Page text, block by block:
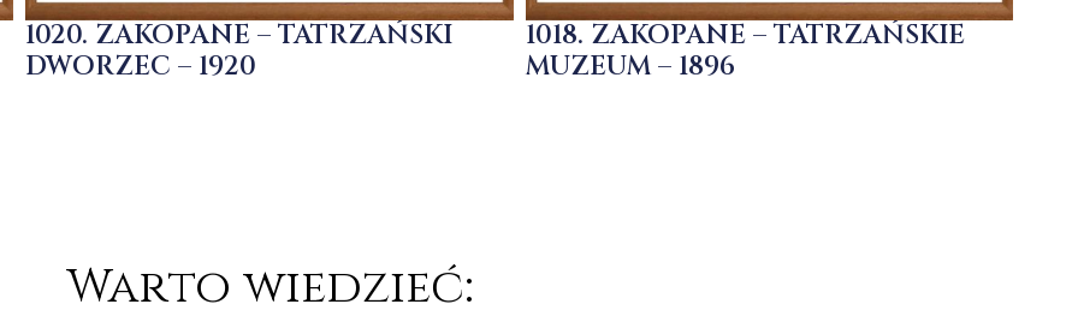
1020. ZAKOPANE – TATRZAŃSKI
DWORZEC – 1920
1018. ZAKOPANE – TATRZAŃSKIE
MUZEUM – 1896
Warto wiedzieć: